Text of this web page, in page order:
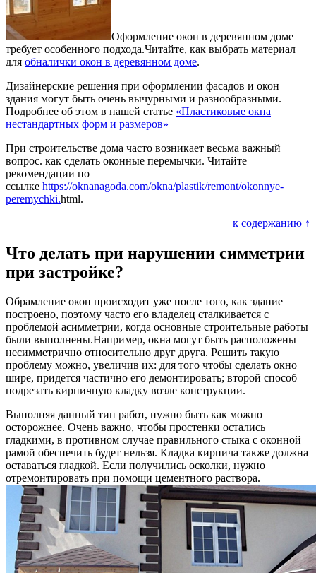
Оформление окон в деревянном доме
требует особенного подхода.Читайте, как выбрать материал
для обналички окон в деревянном доме.
Дизайнерские решения при оформлении фасадов и окон
здания могут быть очень вычурными и разнообразными.
Подробнее об этом в нашей статье «Пластиковые окна
нестандартных форм и размеров»
При строительстве дома часто возникает весьма важный
вопроc. как сделать оконные перемычки. Читайте
рекомендации по
ссылке https://oknanagoda.com/okna/plastik/remont/okonnye-
peremychki.html.
к содержанию ↑
Что делать при нарушении симметрии
при застройке?
Обрамление окон происходит уже после того, как здание
построено, поэтому часто его владелец сталкивается с
проблемой асимметрии, когда основные строительные работы
были выполнены.Например, окна могут быть расположены
несимметрично относительно друг друга. Решить такую
проблему можно, увеличив их: для того чтобы сделать окно
шире, придется частично его демонтировать; второй способ –
подрезать кирпичную кладку возле конструкции.
Выполняя данный тип работ, нужно быть как можно
осторожнее. Очень важно, чтобы простенки остались
гладкими, в противном случае правильного стыка с оконной
рамой обеспечить будет нельзя. Кладка кирпича также должна
оставаться гладкой. Если получились осколки, нужно
отремонтировать при помощи цементного раствора.